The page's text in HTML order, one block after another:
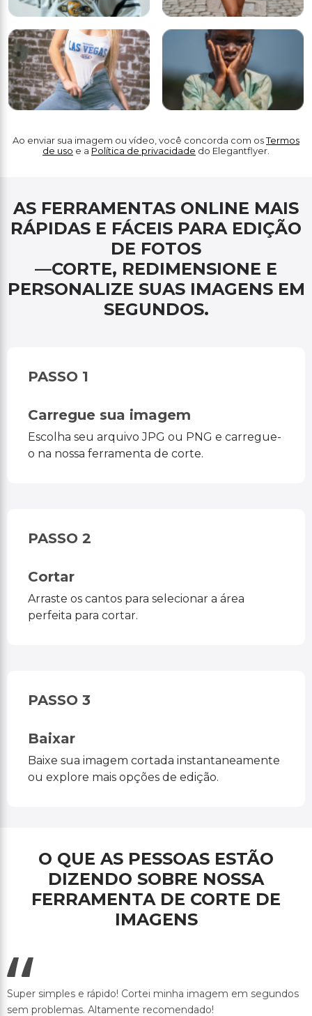
Ao enviar sua imagem ou vídeo, você concorda com osTermos
de uso e a Política de privacidade do Elegantflyer.
AS FERRAMENTAS ONLINE MAIS
RÁPIDAS E FÁCEIS PARA EDIÇÃO
DE FOTOS
—CORTE, REDIMENSIONE E
PERSONALIZE SUAS IMAGENS EM
SEGUNDOS.
PASSO 1
Carregue sua imagem
Escolha seu arquivo JPG ou PNG e carregue-
o na nossa ferramenta de corte.
PASSO 2
Cortar
Arraste os cantos para selecionar a área
perfeita para cortar.
PASSO 3
Baixar
Baixe sua imagem cortada instantaneamente
ou explore mais opções de edição.
O QUE AS PESSOAS ESTÃO
DIZENDO SOBRE NOSSA
FERRAMENTA DE CORTE DE
IMAGENS
Super simples e rápido! Cortei minha imagem em segundos
sem problemas. Altamente recomendado!